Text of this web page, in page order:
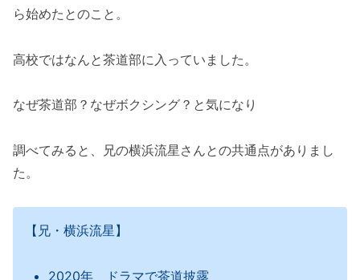
ら始めたとのこと。
高校ではなんと茶道部に入っていました。
なぜ茶道部？なぜボクシング？と気になり
調べてみると、兄の横浜流星さんとの共通点がありまし
た。
【兄・横浜流星】
2020年 ドラマで茶道披露